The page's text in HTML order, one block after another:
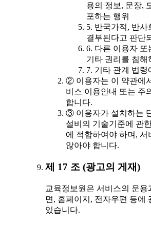
용의 정보, 문장,
포하는 행위
5. 반국가적, 반
결부된다고 판단
6. 다른 이용자 또
기타 권리를 침해
7. 기타 관계 법령
② 이용자는 이 약관에
비스 이용안내 또는 주
합니다.
③ 이용자가 설치하는
설비의 기술기준에 관
에 적합하여야 하며, 서
않아야 합니다.
제 17 조 (광고의 게재)
교육정보원은 서비스의 운
면, 홈페이지, 전자우편 등에
있습니다.